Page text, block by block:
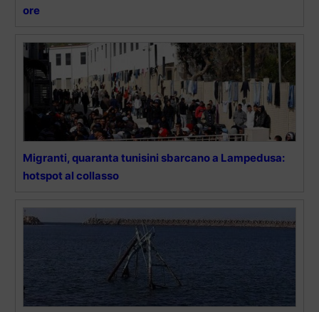
ore
Migranti, quaranta tunisini sbarcano a Lampedusa:
hotspot al collasso